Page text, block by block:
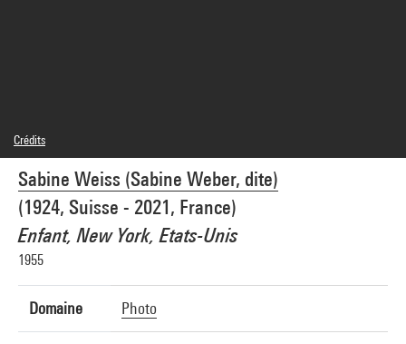
Sabine Weiss (Sabine Weber, dite)
(1924, Suisse - 2021, France)
Enfant, New York, Etats-Unis
1955
Domaine Photo
Crédits
© SAIF
Crédit photographique : Centre Pompidou, MNAM-CCI/Philippe Migeat/Dist.
GrandPalaisRmn
Réf. image : 4N86402
Diffusion image :GrandPalaisRmnPhoto